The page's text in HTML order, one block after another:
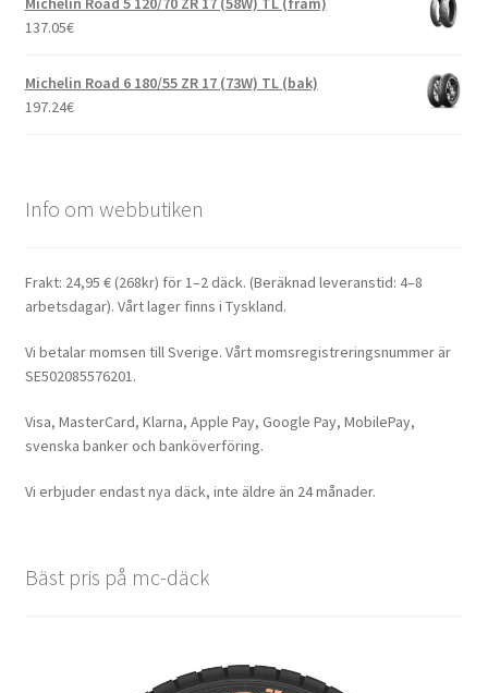
137.05€
Michelin Road 6 180/55 ZR 17 (73W) TL (bak)
197.24€
Info om webbutiken
Frakt: 24,95 € (268kr) för 1–2 däck. (Beräknad leveranstid: 4–8
arbetsdagar). Vårt lager finns i Tyskland.
Vi betalar momsen till Sverige. Vårt momsregistreringsnummer är
SE502085576201.
Visa, MasterCard, Klarna, Apple Pay, Google Pay, MobilePay,
svenska banker och banköverföring.
Vi erbjuder endast nya däck, inte äldre än 24 månader.
Bäst pris på mc-däck